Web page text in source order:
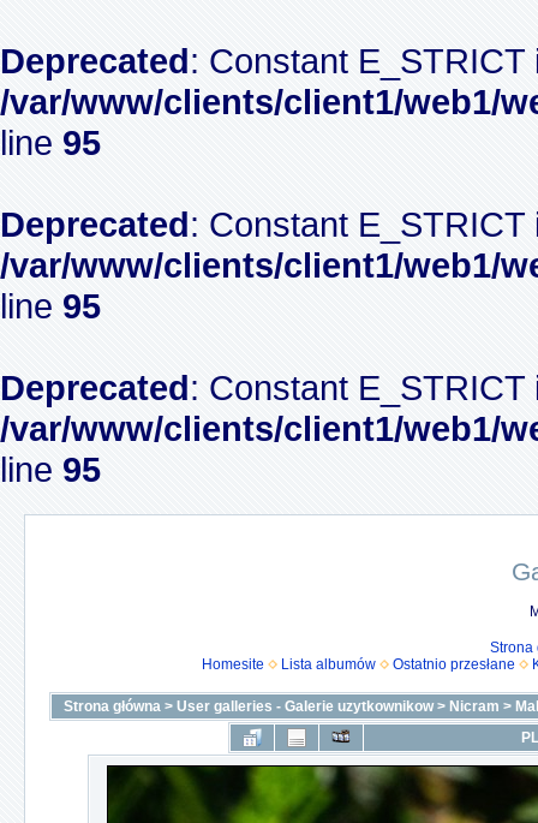
Deprecated: Constant
/var/www/clients/client1/web1/
line 95
Deprecated: Constant
/var/www/clients/client1/web1/
line 95
Deprecated: Constant
/var/www/clients/client1/web1/
line 95
Strona
Homesite
Lista albumów Ostatnio przesłane
Strona główna > User galleries - Galerie uzytkownikow> Nicram >